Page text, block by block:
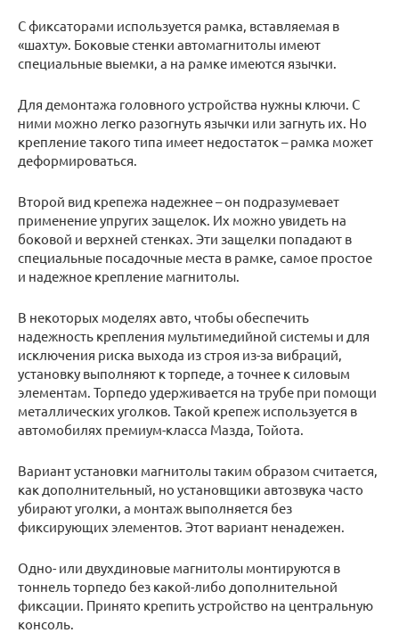
С фиксаторами используется рамка, вставляемая в
«шахту». Боковые стенки автомагнитолы имеют
специальные выемки, а на рамке имеются язычки.
Для демонтажа головного устройства нужны ключи. С
ними можно легко разогнуть язычки или загнуть их. Но
крепление такого типа имеет недостаток – рамка может
деформироваться.
Второй вид крепежа надежнее – он подразумевает
применение упругих защелок. Их можно увидеть на
боковой и верхней стенках. Эти защелки попадают в
специальные посадочные места в рамке, самое простое
и надежное крепление магнитолы.
В некоторых моделях авто, чтобы обеспечить
надежность крепления мультимедийной системы и для
исключения риска выхода из строя из-за вибраций,
установку выполняют к торпеде, а точнее к силовым
элементам. Торпедо удерживается на трубе при помощи
металлических уголков. Такой крепеж используется в
автомобилях премиум-класса Мазда, Тойота.
Вариант установки магнитолы таким образом считается,
как дополнительный, но установщики автозвука часто
убирают уголки, а монтаж выполняется без
фиксирующих элементов. Этот вариант ненадежен.
Одно- или двухдиновые магнитолы монтируются в
тоннель торпедо без какой-либо дополнительной
фиксации. Принято крепить устройство на центральную
консоль.